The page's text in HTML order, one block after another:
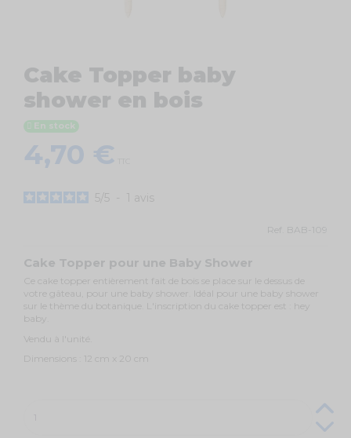
Cake Topper baby
shower en bois
En stock
4,70 €
5 5 - 1 avis
Ref. BAB-109
Cake Topper pour une Baby Shower
Ce cake topper entièrement fait de bois se place sur le dessus de
votre gâteau, pour une baby shower. Idéal pour une baby shower
sur le thème du botanique. L'inscription du cake topper est : hey
baby.
Vendu à l'unité.
Dimensions : 12 cm x 20 cm